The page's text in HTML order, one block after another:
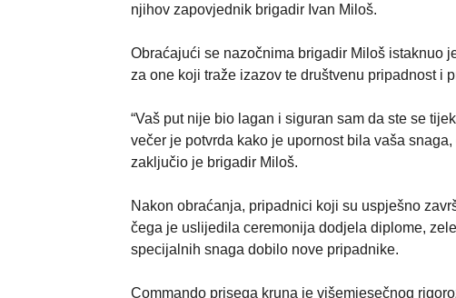
njihov zapovjednik brigadir Ivan Miloš.
Obraćajući se nazočnima brigadir Miloš istaknuo
za one koji traže izazov te društvenu pripadnost i
“Vaš put nije bio lagan i siguran sam da ste se
večer je potvrda kako je upornost bila vaša
zaključio je brigadir Miloš.
Nakon obraćanja, pripadnici koji su uspješno
čega je uslijedila ceremonija dodjela diplome,
specijalnih snaga dobilo nove pripadnike.
Commando prisega kruna je višemjesečnog